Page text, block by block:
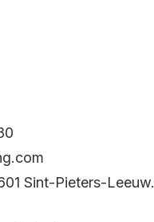
Sint-Pieters-Leeuw.